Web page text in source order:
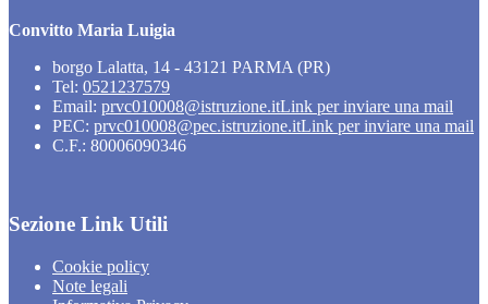
Convitto Maria Luigia
borgo Lalatta, 14 - 43121 PARMA (PR)
Tel: 0521237579
Email: prvc010008@istruzione.itLink per inviare una mail
PEC: prvc010008@pec.istruzione.itLink per inviare una mail
C.F.: 80006090346
Sezione Link Utili
Cookie policy
Note legali